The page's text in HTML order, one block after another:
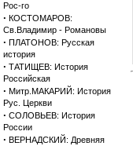
Рос-го
· КОСТОМАРОВ:
Св.Владимир - Романовы
· ПЛАТОНОВ: Русская
история
· ТАТИЩЕВ: История
Российская
· Митр.МАКАРИЙ: История
Рус. Церкви
· СОЛОВЬЕВ: История
России
· ВЕРНАДСКИЙ: Древняя